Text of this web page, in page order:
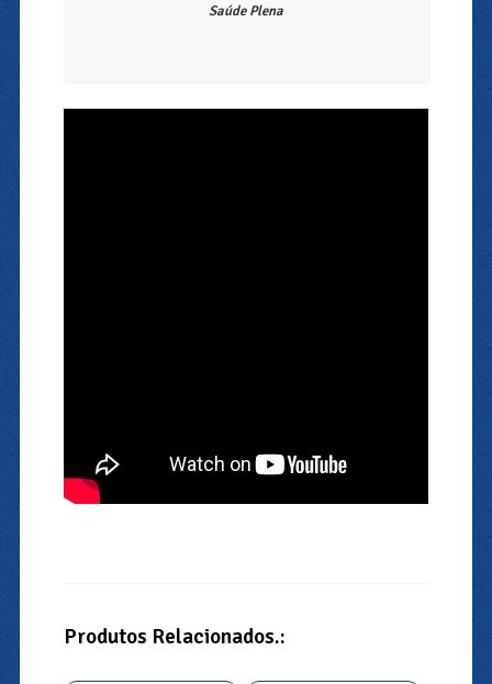
Saúde Plena
Produtos Relacionados.: